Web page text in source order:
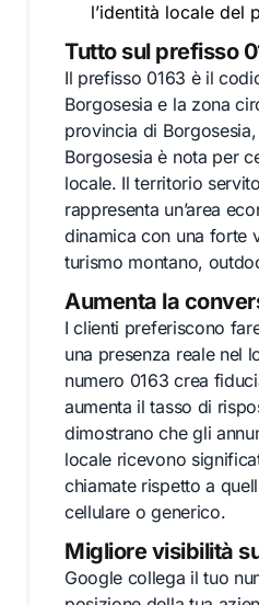
l’identità locale del
Tutto sul prefisso
Il prefisso 0163 è il
Borgosesia e la zona
provincia di
Borgosesia è nota per
locale. Il territorio
rappresenta un’area
dinamica con una forte
turismo montano,
Aumenta la
I clienti preferiscono
una presenza reale nel
numero 0163 crea
aumenta il tasso di
dimostrano che gli
locale ricevono
chiamate rispetto a
cellulare o generico.
Migliore visibilità
Google collega il tuo